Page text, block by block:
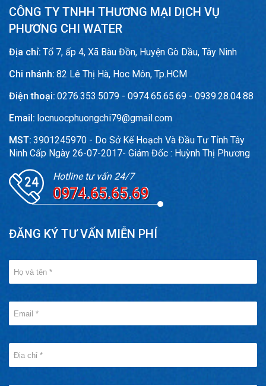
CÔNG TY TNHH THƯƠNG MẠI DỊCH VỤ
PHƯƠNG CHI WATER
Địa chỉ: Tổ 7, ấp 4, Xã Bàu Đồn, Huyện Gò Dầu, Tây Ninh
Chi nhánh: 82 Lê Thị Hà, Hoc Môn, Tp.HCM
Điện thoại: 0276.353.5079 - 0974.65.65.69 - 0939.28.04.88
Email: locnuocphuongchi79@gmail.com
MST: 3901245970 - Do Sở Kế Hoạch Và Đầu Tư Tỉnh Tây
Ninh Cấp Ngày 26-07-2017- Giám Đốc : Huỳnh Thị Phương
Hotline tư vấn 24/7
0974.65.65.69
ĐĂNG KÝ TƯ VẤN MIỄN PHÍ